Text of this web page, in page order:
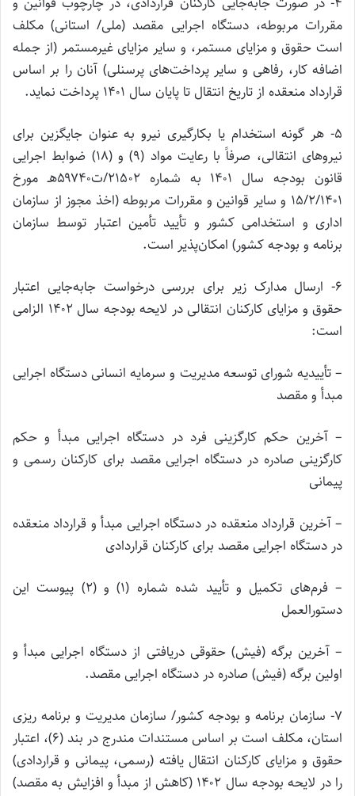
مقررات مربوطه، دستگاه اجرایی مقصد (ملی/ استانی) مکلف
است حقوق و مزایای مستمر، و سایر مزایای غیرمستمر (از جمله
اضافه کار، رفاهی و سایر پرداخت‌های پرسنلی) آنان را بر اساس
قرارداد منعقده از تاریخ انتقال تا پایان سال ۱۴۰۱ پرداخت نماید.
۵- هر گونه استخدام یا بکارگیری نیرو به عنوان جایگزین برای
نیروهای انتقالی، صرفاً با رعایت مواد (۹) و (۱۸) ضوابط اجرایی
قانون بودجه سال ۱۴۰۱ به شماره ۲۱۵۰۲/ت۵۹۷۴۰هـ مورخ
۱۵/۲/۱۴۰۱ و سایر قوانین و مقررات مربوطه (اخذ مجوز از سازمان
اداری و استخدامی کشور و تأیید تأمین اعتبار توسط سازمان
برنامه و بودجه کشور) امکان‌پذیر است.
۶- ارسال مدارک زیر برای بررسی درخواست جابه‌جایی اعتبار
حقوق و مزایای کارکنان انتقالی در لایحه بودجه سال ۱۴۰۲ الزامی
است:
– تأییدیه شورای توسعه مدیریت و سرمایه انسانی دستگاه اجرایی
مبدأ و مقصد
– آخرین حکم کارگزینی فرد در دستگاه اجرایی مبدأ و حکم
کارگزینی صادره در دستگاه اجرایی مقصد برای کارکنان رسمی و
پیمانی
– آخرین قرارداد منعقده در دستگاه اجرایی مبدأ و قرارداد منعقده
در دستگاه اجرایی مقصد برای کارکنان قراردادی
– فرم‌های تکمیل و تأیید شده شماره (۱) و (۲) پیوست این
دستورالعمل
– آخرین برگه (فیش) حقوقی دریافتی از دستگاه اجرایی مبدأ و
اولین برگه (فیش) صادره در دستگاه اجرایی مقصد.
۷- سازمان برنامه و بودجه کشور/ سازمان مدیریت و برنامه ریزی
استان، مکلف است بر اساس مستندات مندرج در بند (۶)، اعتبار
حقوق و مزایای کارکنان انتقال یافته (رسمی، پیمانی و قراردادی)
را در لایحه بودجه سال ۱۴۰۲ (کاهش از مبدأ و افزایش به مقصد)